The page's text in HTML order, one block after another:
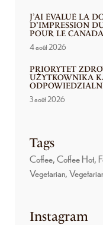
J’AI ÉVALUÉ LA
D’IMPRESSION
POUR LE
4 août 2026
PRIORYTET
UŻYTKOWNIKA
3 août 2026
Tags
Coffee Coffee Hot
Vegetarian
Instagram